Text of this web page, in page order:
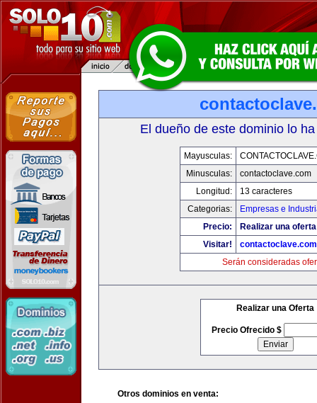
El dueño de este dominio lo
Mayusculas:
Minusculas:
contactoclave.com
Longitud:
13 caracteres
Categorias:
Empresas e
Precio:
Realizar una
Visitar!
contactoclave.com
Serán consideradas
Realizar una Oferta
Precio Ofrecido $
Otros dominios en venta: